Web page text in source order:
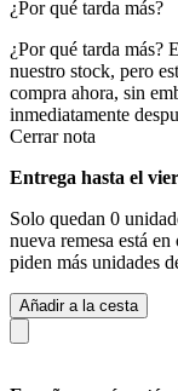
¿Por qué tarda más?
¿Por qué tarda más?
nuestro stock, pero
compra ahora, sin
inmediatamente
Cerrar nota
Entrega hasta el
Solo quedan 0
nueva remesa está
piden más unidades
Añadir a la cesta